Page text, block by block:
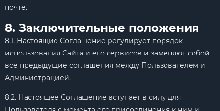
почте.
8. Заключительные положения
8.1. Настоящие Соглашение регулирует порядок
использования Сайта и его сервисов и заменяют собой
все предыдущие соглашения между Пользователем и
Администрацией.
8.2. Настоящее Соглашение вступает в силу для